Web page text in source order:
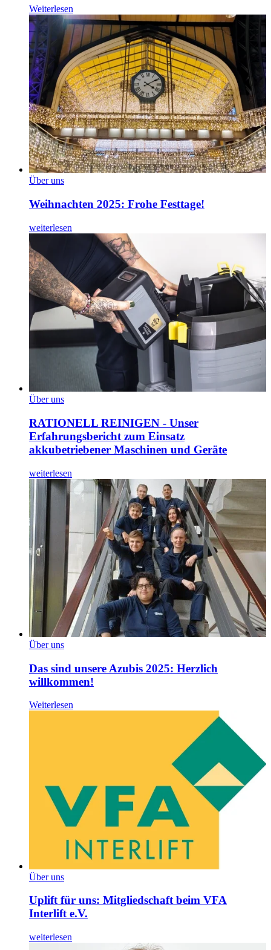
Weiterlesen
Über uns
Weihnachten 2025: Frohe Festtage!
weiterlesen
Über uns
RATIONELL REINIGEN - Unser
Erfahrungsbericht zum Einsatz
akkubetriebener Maschinen und Geräte
weiterlesen
Über uns
Das sind unsere Azubis 2025: Herzlich
willkommen!
Weiterlesen
Über uns
Uplift für uns: Mitgliedschaft beim VFA
Interlift e.V.
weiterlesen